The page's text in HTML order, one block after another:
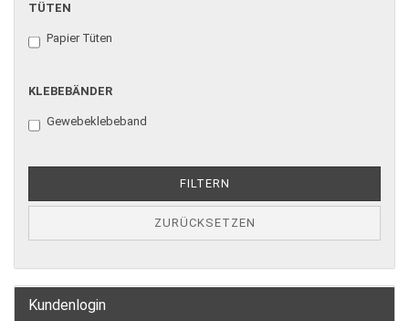
TÜTEN
Papier Tüten
KLEBEBÄNDER
Gewebeklebeband
FILTERN
ZURÜCKSETZEN
Kundenlogin